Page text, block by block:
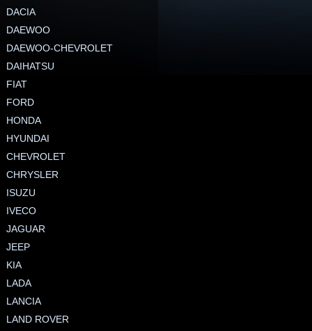
DACIA
DAEWOO
DAEWOO-CHEVROLET
DAIHATSU
FIAT
FORD
HONDA
HYUNDAI
CHEVROLET
CHRYSLER
ISUZU
IVECO
JAGUAR
JEEP
KIA
LADA
LANCIA
LAND ROVER